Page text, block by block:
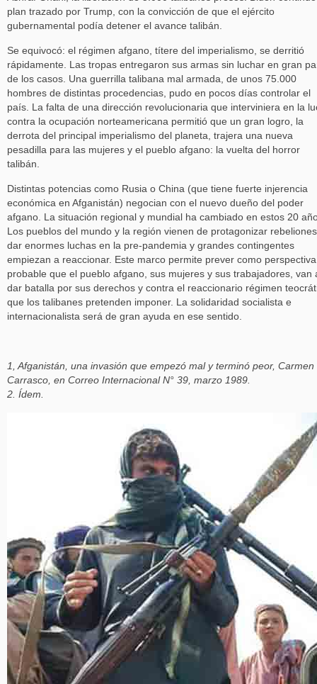
plan trazado por Trump, con la convicción de que el ejército
gubernamental podía detener el avance talibán.
Se equivocó: el régimen afgano, títere del imperialismo, se derritió
rápidamente. Las tropas entregaron sus armas sin luchar en gran
de los casos. Una guerrilla talibana mal armada, de unos 75.000
hombres de distintas procedencias, pudo en pocos días controlar el
país. La falta de una dirección revolucionaria que interviniera en la
contra la ocupación norteamericana permitió que un gran logro, la
derrota del principal imperialismo del planeta, trajera una nueva
pesadilla para las mujeres y el pueblo afgano: la vuelta del horror
talibán.
Distintas potencias como Rusia o China (que tiene fuerte injerencia
económica en Afganistán) negocian con el nuevo dueño del poder
afgano. La situación regional y mundial ha cambiado en estos 20
Los pueblos del mundo y la región vienen de protagonizar
dar enormes luchas en la pre-pandemia y grandes contingentes
empiezan a reaccionar. Este marco permite prever como perspectiva
probable que el pueblo afgano, sus mujeres y sus trabajadores, van
dar batalla por sus derechos y contra el reaccionario régimen
que los talibanes pretenden imponer. La solidaridad socialista e
internacionalista será de gran ayuda en ese sentido.
1, Afganistán, una invasión que empezó mal y terminó peor, Carmen
Carrasco, en Correo Internacional N° 39, marzo 1989.
2. Ídem.